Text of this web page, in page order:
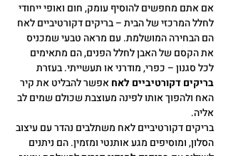
אם אתם מחפשים להוסיף עומק, חום ואופי ייחודי
לחלל המרכזי של הבית – בריקים דקורטיביים לאח
הם הבחירה המושלמת. עם מראה טבעי שמכניס
את הקסם של האבן לחלל הפנים, הם מתאימים
לכל סגנון – כפרי, מודרני או תעשייתי. בעזרת
בריקים דקורטיביים לאחאפשר להבליט את קיר
האח ולהפוך אותו לפינה מעוצבת שכולם שמים לב
אליה.
בריקים דקורטיביים לאח משתלבים נהדר עם עיצוב
הסלון, ומוסיפים מגע אותנטי ומזמין. הם ניתנים